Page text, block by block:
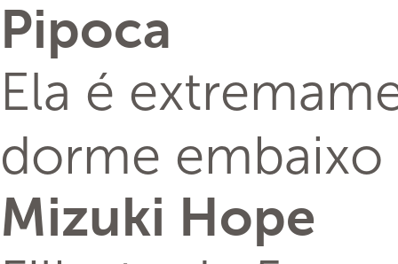
Pipoca
Ela é
dorme
Mizuki Hope